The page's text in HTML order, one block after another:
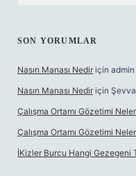
SON YORUMLAR
Nasın Manası Nedir için admin
Nasın Manası Nedir için
Çalışma Ortamı Gözetimi
Çalışma Ortamı Gözetimi
İKizler Burcu Hangi Gezegeni